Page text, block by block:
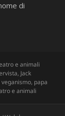
di
e animali
, Jack
veganismo, papa
e animali